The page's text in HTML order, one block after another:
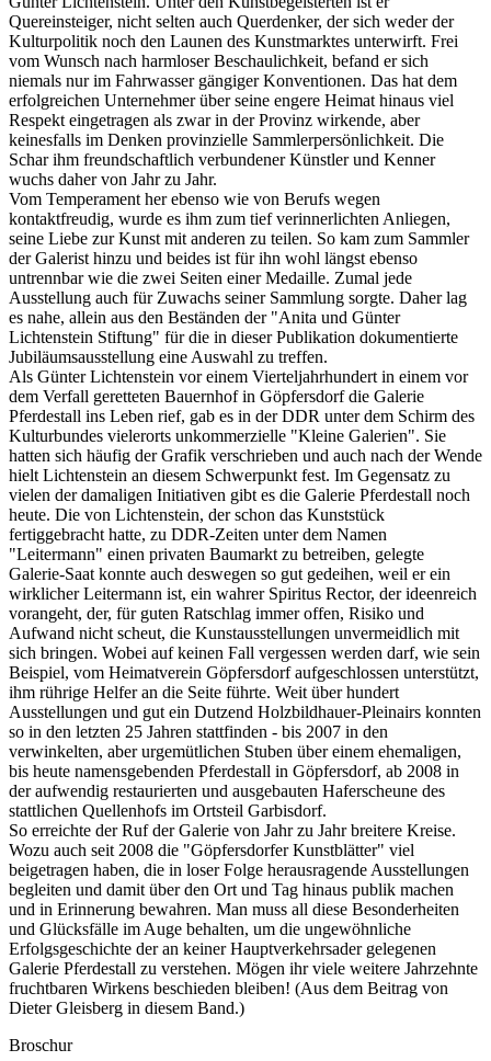
Quereinsteiger, nicht selten auch Querdenker, der sich weder der
Kulturpolitik noch den Launen des Kunstmarktes unterwirft. Frei
vom Wunsch nach harmloser Beschaulichkeit, befand er sich
niemals nur im Fahrwasser gängiger Konventionen. Das hat dem
erfolgreichen Unternehmer über seine engere Heimat hinaus viel
Respekt eingetragen als zwar in der Provinz wirkende, aber
keinesfalls im Denken provinzielle Sammlerpersönlichkeit. Die
Schar ihm freundschaftlich verbundener Künstler und Kenner
wuchs daher von Jahr zu Jahr.
Vom Temperament her ebenso wie von Berufs wegen
kontaktfreudig, wurde es ihm zum tief verinnerlichten Anliegen,
seine Liebe zur Kunst mit anderen zu teilen. So kam zum Sammler
der Galerist hinzu und beides ist für ihn wohl längst ebenso
untrennbar wie die zwei Seiten einer Medaille. Zumal jede
Ausstellung auch für Zuwachs seiner Sammlung sorgte. Daher lag
es nahe, allein aus den Beständen der "Anita und Günter
Lichtenstein Stiftung" für die in dieser Publikation dokumentierte
Jubiläumsausstellung eine Auswahl zu treffen.
Als Günter Lichtenstein vor einem Vierteljahrhundert in einem vor
dem Verfall geretteten Bauernhof in Göpfersdorf die Galerie
Pferdestall ins Leben rief, gab es in der DDR unter dem Schirm des
Kulturbundes vielerorts unkommerzielle "Kleine Galerien". Sie
hatten sich häufig der Grafik verschrieben und auch nach der Wende
hielt Lichtenstein an diesem Schwerpunkt fest. Im Gegensatz zu
vielen der damaligen Initiativen gibt es die Galerie Pferdestall noch
heute. Die von Lichtenstein, der schon das Kunststück
fertiggebracht hatte, zu DDR-Zeiten unter dem Namen
"Leitermann" einen privaten Baumarkt zu betreiben, gelegte
Galerie-Saat konnte auch deswegen so gut gedeihen, weil er ein
wirklicher Leitermann ist, ein wahrer Spiritus Rector, der ideenreich
vorangeht, der, für guten Ratschlag immer offen, Risiko und
Aufwand nicht scheut, die Kunstausstellungen unvermeidlich mit
sich bringen. Wobei auf keinen Fall vergessen werden darf, wie sein
Beispiel, vom Heimatverein Göpfersdorf aufgeschlossen unterstützt,
ihm rührige Helfer an die Seite führte. Weit über hundert
Ausstellungen und gut ein Dutzend Holzbildhauer-Pleinairs konnten
so in den letzten 25 Jahren stattfinden - bis 2007 in den
verwinkelten, aber urgemütlichen Stuben über einem ehemaligen,
bis heute namensgebenden Pferdestall in Göpfersdorf, ab 2008 in
der aufwendig restaurierten und ausgebauten Haferscheune des
stattlichen Quellenhofs im Ortsteil Garbisdorf.
So erreichte der Ruf der Galerie von Jahr zu Jahr breitere Kreise.
Wozu auch seit 2008 die "Göpfersdorfer Kunstblätter" viel
beigetragen haben, die in loser Folge herausragende Ausstellungen
begleiten und damit über den Ort und Tag hinaus publik machen
und in Erinnerung bewahren. Man muss all diese Besonderheiten
und Glücksfälle im Auge behalten, um die ungewöhnliche
Erfolgsgeschichte der an keiner Hauptverkehrsader gelegenen
Galerie Pferdestall zu verstehen. Mögen ihr viele weitere Jahrzehnte
fruchtbaren Wirkens beschieden bleiben! (Aus dem Beitrag von
Dieter Gleisberg in diesem Band.)
Broschur